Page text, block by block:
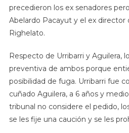
precedieron los ex senadores
Abelardo Pacayut y el ex director
Righelato.
Respecto de Urribarri y Aguilera,
preventiva de ambos porque
posibilidad de fuga. Urribarri fue
cuñado Aguilera, a 6 años y
tribunal no considere el pedido,
se les fije una caución y se les